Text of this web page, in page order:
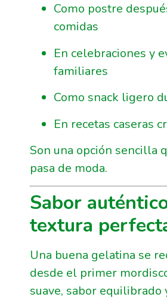
Como postre
comidas
En celebraciones y
familiares
Como snack ligero
En recetas caseras
Son una opción sencilla
pasa de moda.
Sabor
textura
Una buena gelatina se
desde el primer
suave, sabor equilibrado